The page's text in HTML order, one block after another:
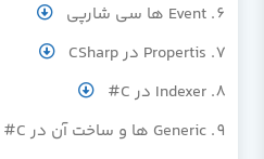
Event ها سی شارپی
Propertis در CSharp
Indexer در C#
Generic ها و ساخت آن در C#